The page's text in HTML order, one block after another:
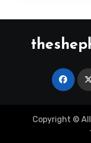
Copyright ©